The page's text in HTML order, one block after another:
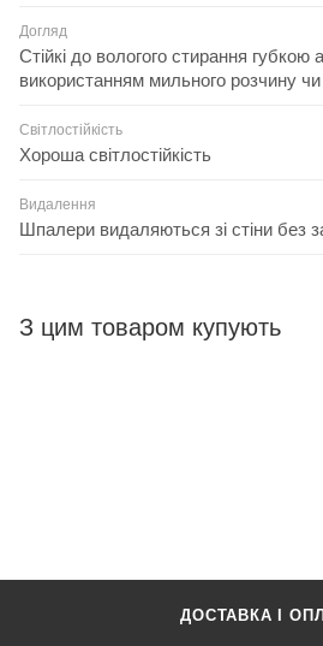
Догляд
Стійкі до вологого стирання губкою
використанням мильного розчину
Світлостійкість
Хороша світлостійкість
Видалення
Шпалери видаляються зі стіни без
З цим товаром купують
ДОСТАВКА І